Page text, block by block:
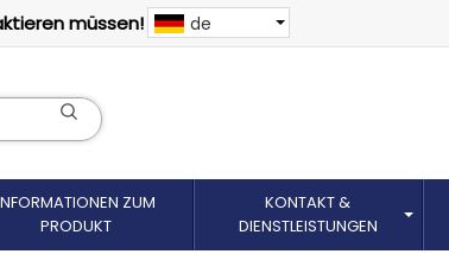
müssen! de
ZUM
PRODUKT
KONTAKT &
DIENSTLEISTUNGEN